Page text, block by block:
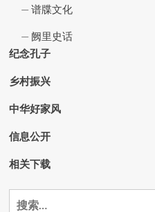
谱牒文化
阙里史话
纪念孔子
乡村振兴
中华好家风
信息公开
相关下载
搜